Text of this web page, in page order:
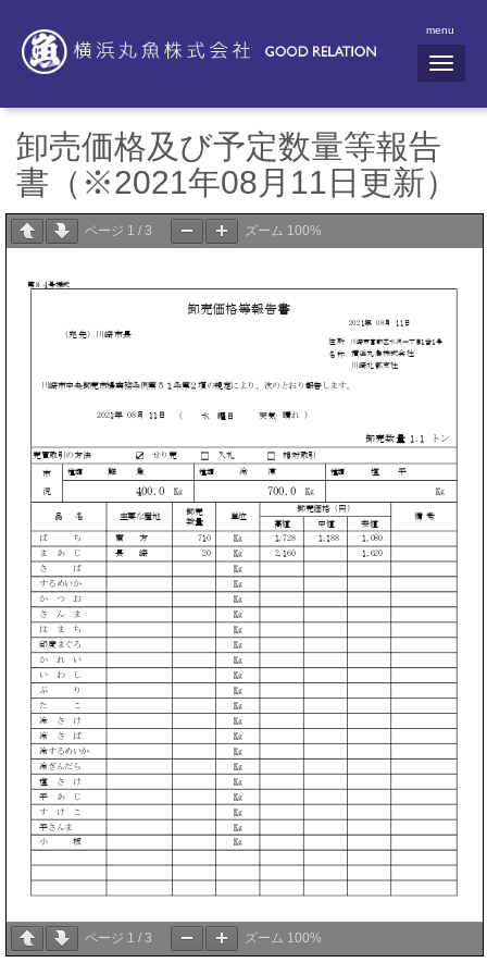
menu
N
a
i
n
卸売価格及び予定数量等報告
書（※2021年08月11日更新）
ページ 1 / 3 ズーム 100%
ページ 1 / 3 ズーム 100%